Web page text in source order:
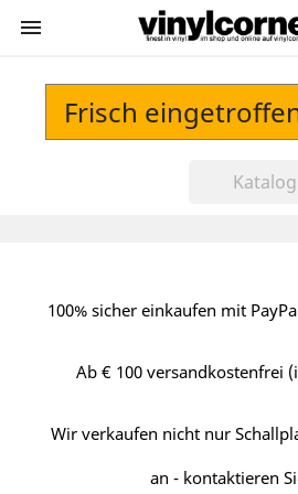

Frisch
100% sicher einkaufen mit
Ab € 100 versandkostenfrei
Wir verkaufen nicht nur
an - kontaktieren